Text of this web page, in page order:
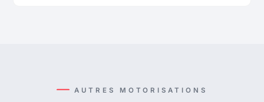
AUTRES MOTORISATIONS